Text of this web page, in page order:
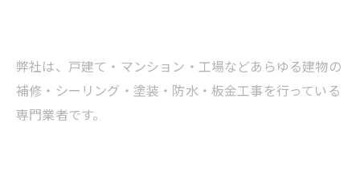
弊社は、戸建て・マンション・工場などあらゆる建物の
補修・シーリング・塗装・防水・板金工事を行っている
専門業者です。